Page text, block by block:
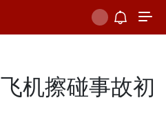
机擦碰事故初